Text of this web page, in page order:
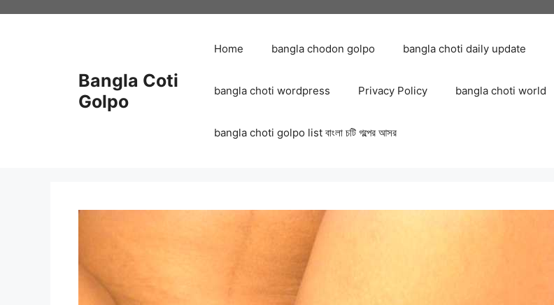
Bangla Coti
Golpo
Home bangla chodon golpo bangla choti daily update
bangla choti wordpress Privacy Policy bangla choti world
bangla choti golpo list বাংলা চটি গল্পের আসর